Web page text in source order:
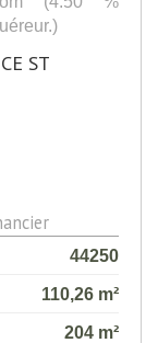
ST
44250
110,26 m²
204 m²